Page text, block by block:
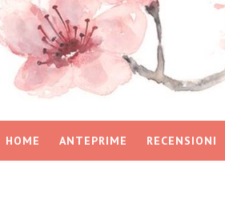
HOME ANTEPRIME RECENSIONI